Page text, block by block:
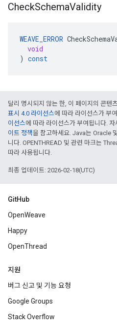
CheckSchemaValidity
WEAVE_ERROR
void
) const
달리 명시되지 않는 한, 이 페이지의 콘텐
표시 4.0 라이선스에 따라 라이선스가 부
이선스에 따라 라이선스가 부여됩니다. 자
이트 정책을 참고하세요. Java는 Oracle
니다. OPENTHREAD 및 관련 마크는
따라 사용됩니다.
최종 업데이트: 2026-02-18(UTC)
GitHub
OpenWeave
Happy
OpenThread
지원
버그 신고 및 기능 요청
Google Groups
Stack Overflow